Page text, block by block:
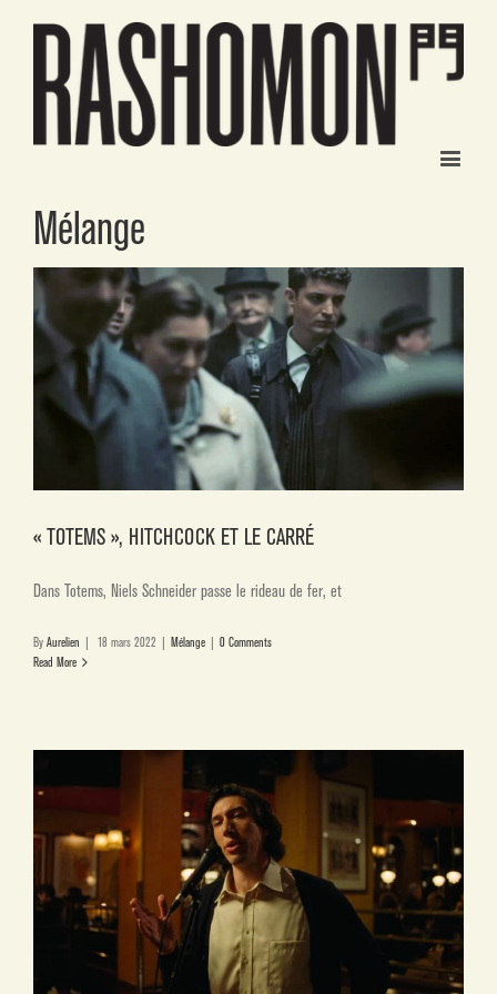
Mélange
« TOTEMS », HITCHCOCK ET LE CARRÉ
Dans Totems, Niels Schneider passe le rideau de fer, et
By Aurelien 18 mars 2022 Mélange
0 Comments
Read More